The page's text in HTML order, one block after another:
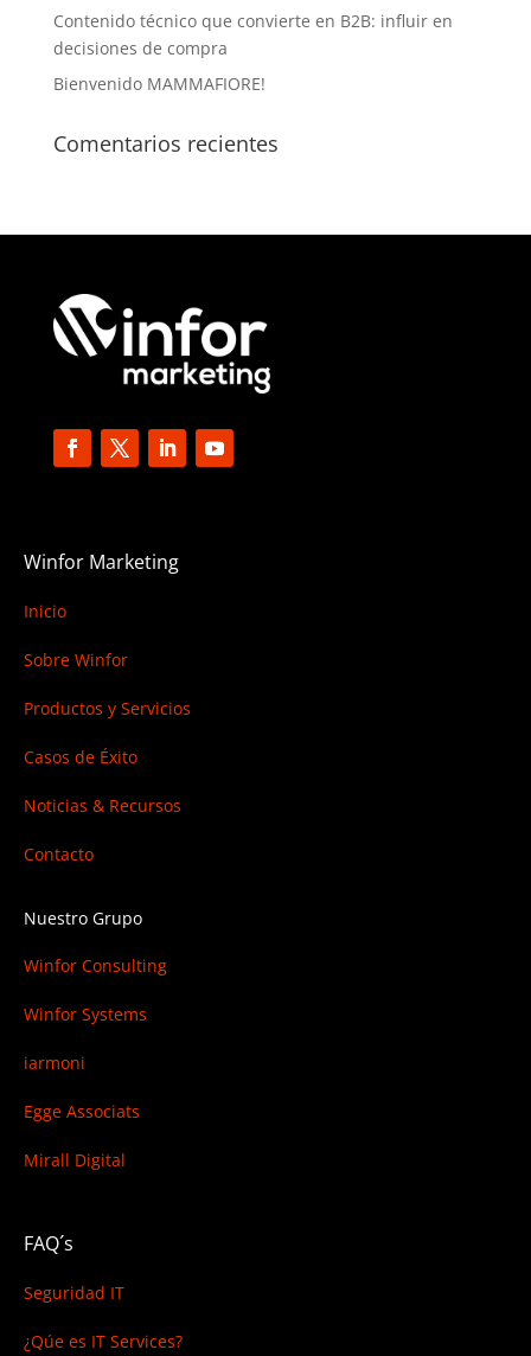
Contenido técnico que convierte en B2B: influir en
decisiones de compra
Bienvenido MAMMAFIORE!
Comentarios recientes
Winfor Marketing
Inicio
Sobre Winfor
Productos y Servicios
Casos de Éxito
Noticias & Recursos
Contacto
Nuestro Grupo
Winfor Consulting
Winfor Systems
iarmoni
Egge Associats
Mirall Digital
FAQ´s
Seguridad IT
¿Qúe es IT Services?